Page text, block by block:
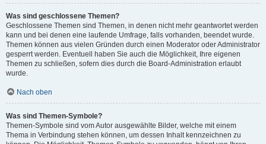
Was sind geschlossene Themen?
Geschlossene Themen sind Themen, in denen nicht mehr geantwortet werden
kann und bei denen eine laufende Umfrage, falls vorhanden, beendet wurde.
Themen können aus vielen Gründen durch einen Moderator oder Administrator
gesperrt werden. Eventuell haben Sie auch die Möglichkeit, Ihre eigenen
Themen zu schließen, sofern dies durch die Board-Administration erlaubt
wurde.
Nach oben
Was sind Themen-Symbole?
Themen-Symbole sind vom Autor ausgewählte Bilder, welche mit einem
Thema in Verbindung stehen können, um dessen Inhalt kennzeichnen zu